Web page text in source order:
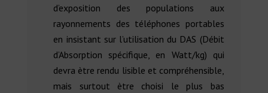
d’exposition des populations aux
rayonnements des téléphones portables
en insistant sur l’utilisation du DAS (Débit
d’Absorption spécifique, en Watt/kg) qui
devra ètre rendu lisible et compréhensible,
mais surtout ètre choisi le plus bas